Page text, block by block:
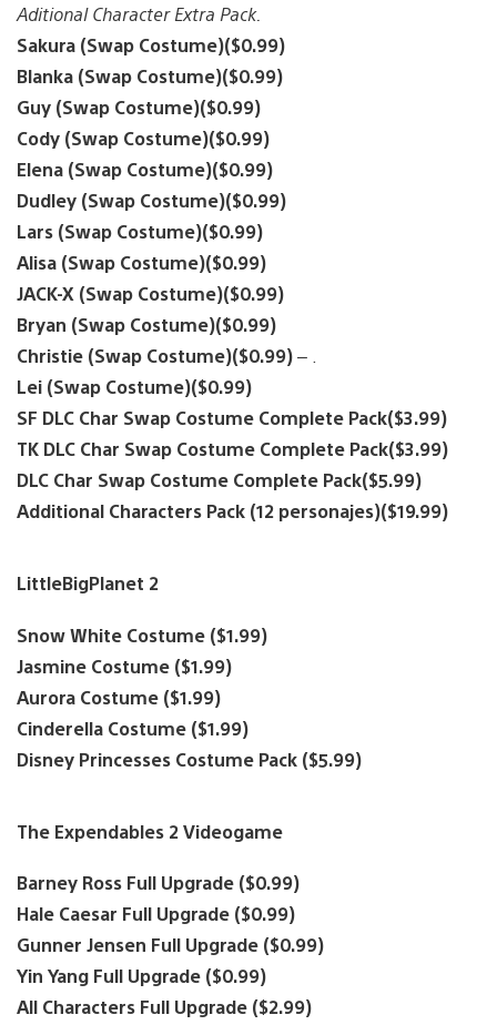
Aditional Character Extra Pack.
Sakura (Swap Costume)($0.99)
Blanka (Swap Costume)($0.99)
Guy (Swap Costume)($0.99)
Cody (Swap Costume)($0.99)
Elena (Swap Costume)($0.99)
Dudley (Swap Costume)($0.99)
Lars (Swap Costume)($0.99)
Alisa (Swap Costume)($0.99)
JACK-X (Swap Costume)($0.99)
Bryan (Swap Costume)($0.99)
Christie (Swap Costume)($0.99)– .
Lei (Swap Costume)($0.99)
SF DLC Char Swap Costume Complete Pack($3.99)
TK DLC Char Swap Costume Complete Pack($3.99)
DLC Char Swap Costume Complete Pack($5.99)
Additional Characters Pack (12 personajes)($19.99)
LittleBigPlanet 2
Snow White Costume ($1.99)
Jasmine Costume ($1.99)
Aurora Costume ($1.99)
Cinderella Costume ($1.99)
Disney Princesses Costume Pack ($5.99)
The Expendables 2 Videogame
Barney Ross Full Upgrade ($0.99)
Hale Caesar Full Upgrade ($0.99)
Gunner Jensen Full Upgrade ($0.99)
Yin Yang Full Upgrade ($0.99)
All Characters Full Upgrade ($2.99)